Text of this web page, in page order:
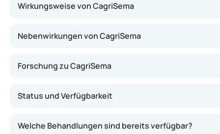
ändert, werden wir Sie darüber informieren.
Wirkungsweise von CagriSema
Nebenwirkungen von CagriSema
Forschung zu CagriSema
Status und Verfügbarkeit
Welche Behandlungen sind bereits verfügbar?